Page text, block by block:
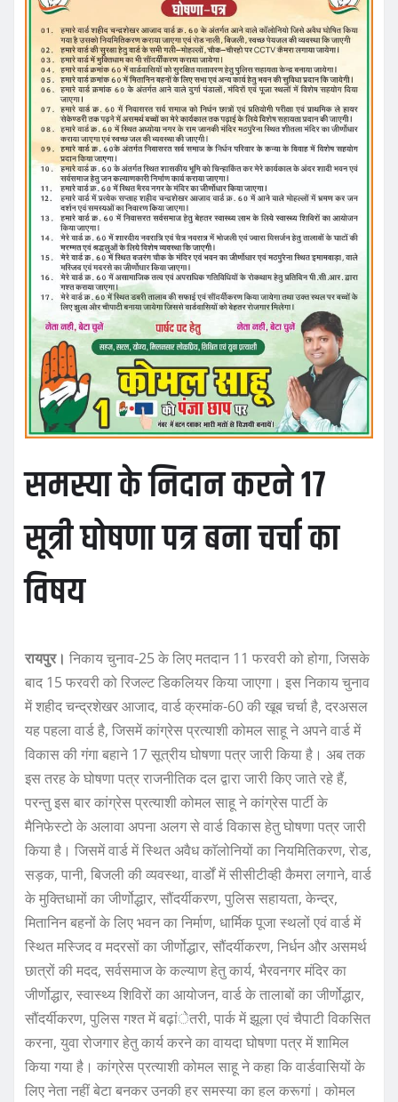
समस्या के निदान करने 17
सूत्री घोषणा पत्र बना चर्चा का
विषय
रायपुर। निकाय चुनाव-25 के लिए मतदान 11 फरवरी को होगा, जिसके
बाद 15 फरवरी को रिजल्ट डिकलियर किया जाएगा। इस निकाय चुनाव
में शहीद चन्द्रशेखर आजाद, वार्ड क्रमांक-60 की खूब चर्चा है, दरअसल
यह पहला वार्ड है, जिसमें कांग्रेस प्रत्याशी कोमल साहू ने अपने वार्ड में
विकास की गंगा बहाने 17 सूत्रीय घोषणा पत्र जारी किया है। अब तक
इस तरह के घोषणा पत्र राजनीतिक दल द्वारा जारी किए जाते रहे हैं,
परन्तु इस बार कांग्रेस प्रत्याशी कोमल साहू ने कांग्रेस पार्टी के
मैनिफेस्टो के अलावा अपना अलग से वार्ड विकास हेतु घोषणा पत्र जारी
किया है। जिसमें वार्ड में स्थित अवैध काॅलोनियों का नियमितिकरण, रोड,
सड़क, पानी, बिजली की व्यवस्था, वार्डों में सीसीटीव्ही कैमरा लगाने, वार्ड
के मुक्तिधामों का जीर्णोद्धार, सौंदर्यीकरण, पुलिस सहायता, केन्द्र,
मितानिन बहनों के लिए भवन का निर्माण, धार्मिक पूजा स्थलों एवं वार्ड में
स्थित मस्जिद व मदरसों का जीर्णोद्धार, सौंदर्यीकरण, निर्धन और असमर्थ
छात्रों की मदद, सर्वसमाज के कल्याण हेतु कार्य, भैरवनगर मंदिर का
जीर्णोद्धार, स्वास्थ्य शिविरों का आयोजन, वार्ड के तालाबों का जीर्णोद्धार,
सौंदर्यीकरण, पुलिस गश्त में बढ़ांेतरी, पार्क में झूला एवं चैपाटी विकसित
करना, युवा रोजगार हेतु कार्य करने का वायदा घोषणा पत्र में शामिल
किया गया है। कांग्रेस प्रत्याशी कोमल साहू ने कहा कि वार्डवासियों के
लिए नेता नहीं बेटा बनकर उनकी हर समस्या का हल करूगां। कोमल